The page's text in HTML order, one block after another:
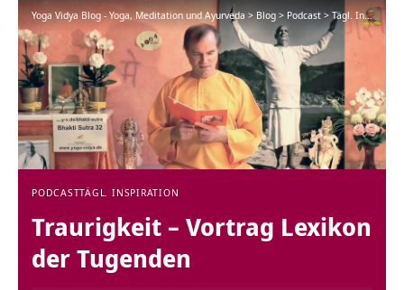
Yoga Vidya Blog - Yoga, Meditation und Ayurveda>Blog > Podcast >Tägl. Inspiration
PODCASTTÄGL. INSPIRATION
Traurigkeit – Vortrag Lexikon
der Tugenden